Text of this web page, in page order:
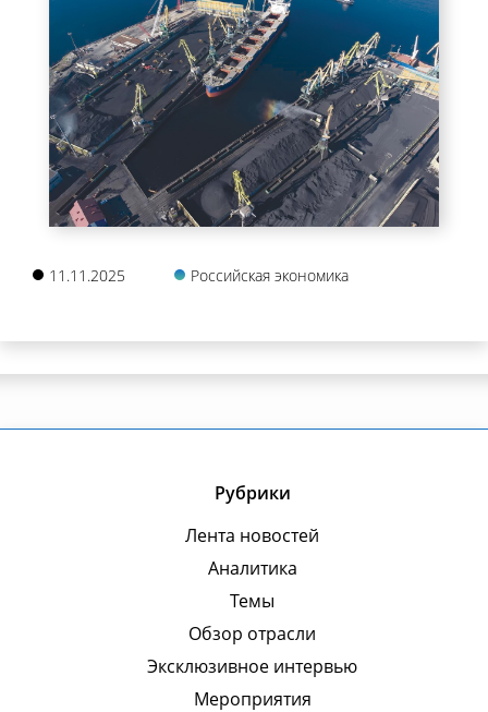
11.11.2025 Российская экономика
Рубрики
Лента новостей
Аналитика
Темы
Обзор отрасли
Эксклюзивное интервью
Мероприятия